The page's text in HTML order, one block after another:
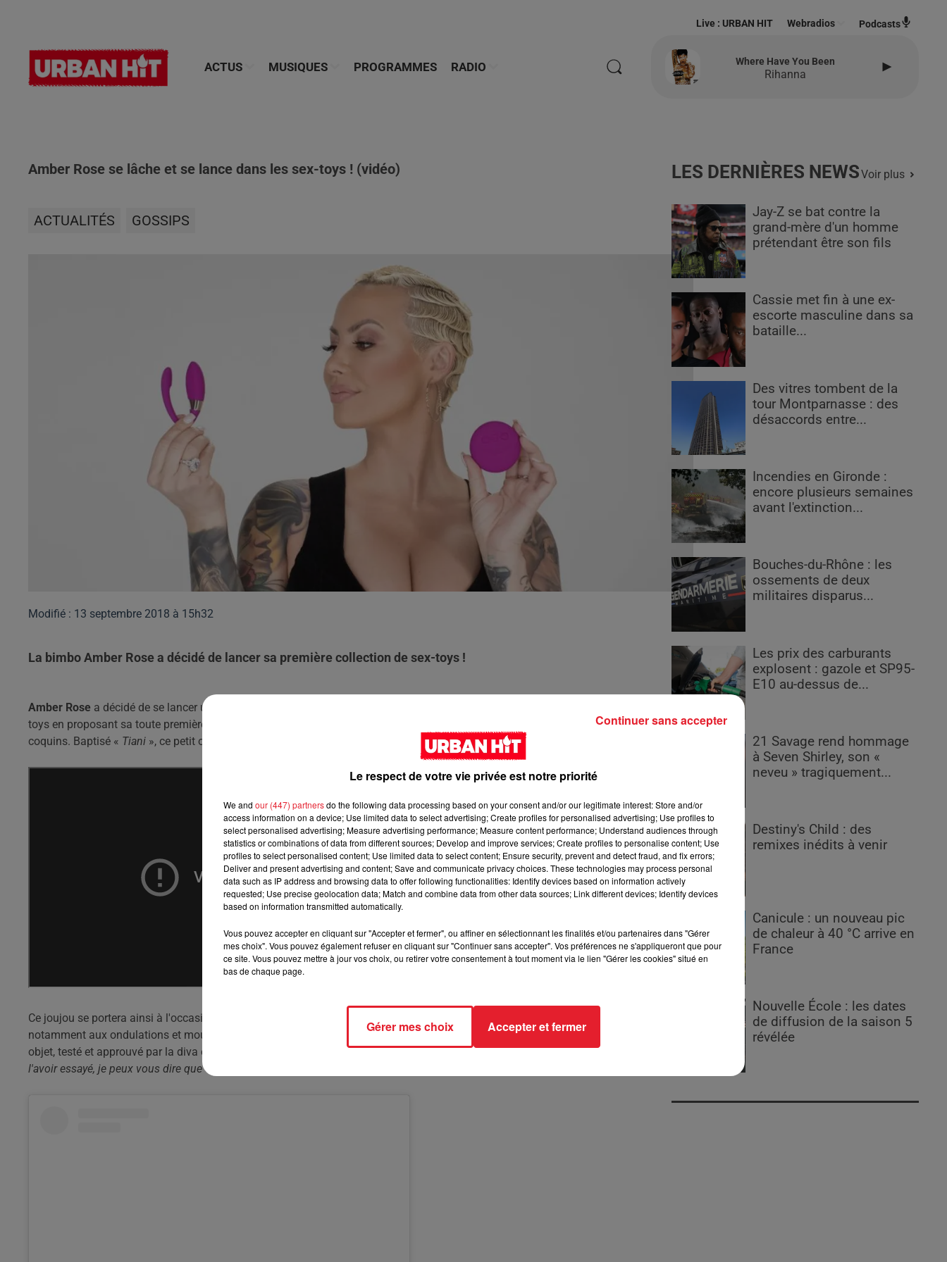
ACTUS MUSIQUES PROGRAMMES RADIO
Live : URBAN HIT Webradios Podcasts
Where Have You Been
Rihanna
Amber Rose se lâche et se lance dans les sex-toys ! (vidéo)
ACTUALITÉS GOSSIPS
Modifié : 13 septembre 2018 à 15h32
La bimbo Amber Rose a décidé de lancer sa première collection de sex-toys !
Amber Rose a décidé de se lancer un tout nouveau défi ! Résultat ? Celle-ci se lance officiellement dans le monde du sex-
toys en proposant sa toute première collection, en collaboration avec
coquins. Baptisé « Tiani », ce petit objet semble obéir au doigt et à l'œil.
Ce joujou se portera ainsi à l'occasion d'un rapport sexuel et saura vous satisfaire grâce à sa télécommande, s'adaptant
notamment aux ondulations et mouvements du corps, afin d'augmenter ou de diminuer l'intensité de ses pulsations. Un
objet, testé et approuvé par la diva elle-même !
“Dès que je l'ai eu entre les mains, j’ai su que c’était de la bombe ! Et après
l'avoir essayé, je peux vous dire que cette impression s'est confirmée”.
LES DERNIÈRES NEWSVoir plus
Jay-Z se bat contre la
grand-mère d'un homme
prétendant être son fils
Cassie met fin à une ex-
escorte masculine dans sa
bataille...
Des vitres tombent de la
tour Montparnasse : des
désaccords entre...
Incendies en Gironde :
encore plusieurs semaines
avant l'extinction...
Bouches-du-Rhône : les
ossements de deux
militaires disparus...
Les prix des carburants
explosent : gazole et SP95-
E10 au-dessus de...
21 Savage rend hommage
à Seven Shirley, son «
neveu » tragiquement...
Destiny's Child : des
remixes inédits à venir
Canicule : un nouveau pic
de chaleur à 40 °C arrive en
France
Nouvelle École : les dates
de diffusion de la saison 5
révélée
Le respect de votre vie privée est notre priorité
We and our (447) partnersdo the following data processing based on your consent and/or our legitimate interest: Store and/or
access information on a device; Use limited data to select advertising; Create profiles for personalised advertising; Use profiles to
select personalised advertising; Measure advertising performance; Measure content performance; Understand audiences through
statistics or combinations of data from different sources; Develop and improve services; Create profiles to personalise content; Use
profiles to select personalised content; Use limited data to select content; Ensure security, prevent and detect fraud, and fix errors;
Deliver and present advertising and content; Save and communicate privacy choices. These technologies may process personal
data such as IP address and browsing data to offer following functionalities: Identify devices based on information actively
requested; Use precise geolocation data; Match and combine data from other data sources; Link different devices; Identify devices
based on information transmitted automatically.
Vous pouvez accepter en cliquant sur "Accepter et fermer", ou affiner en sélectionnant les finalités et/ou partenaires dans "Gérer
mes choix". Vous pouvez également refuser en cliquant sur "Continuer sans accepter". Vos préférences ne s'appliqueront que pour
ce site. Vous pouvez mettre à jour vos choix, ou retirer votre consentement à tout moment via le lien "Gérer les cookies" situé en
bas de chaque page.
Gérer mes choix Accepter et fermer
Continuer sans accepter